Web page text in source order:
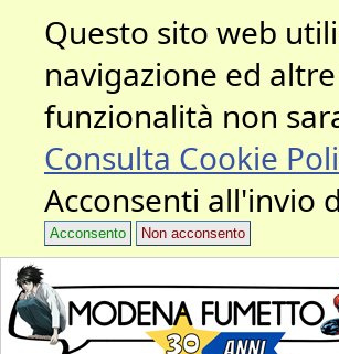
Questo sito web
navigazione ed
funzionalità non
Consulta Cookie
Acconsenti all'invio
Acconsento Non acconsento